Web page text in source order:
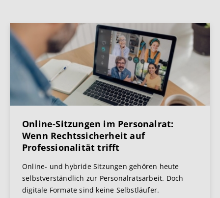
Online-Sitzungen im Personalrat:
Wenn Rechtssicherheit auf
Professionalität trifft
Online- und hybride Sitzungen gehören heute
selbstverständlich zur Personalratsarbeit. Doch
digitale Formate sind keine Selbstläufer.